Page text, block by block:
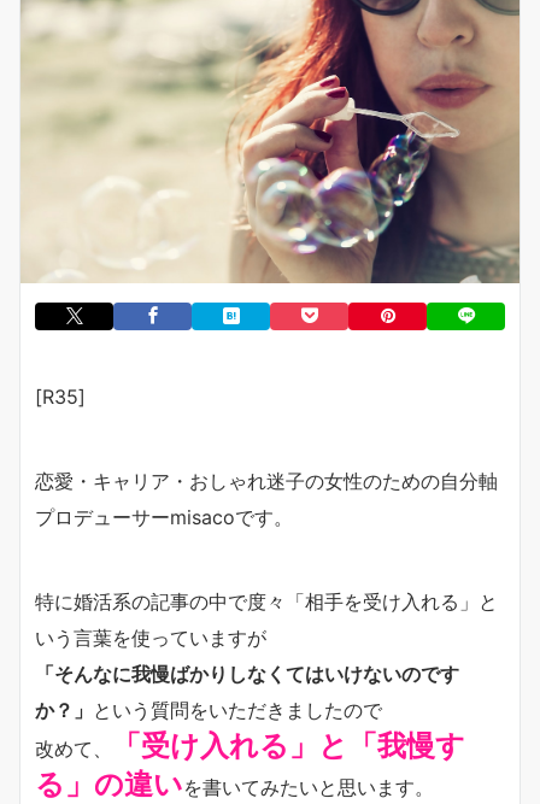
[R35]
恋愛・キャリア・おしゃれ迷子の女性のための自分軸
プロデューサーmisacoです。
特に婚活系の記事の中で度々「相手を受け入れる」と
いう言葉を使っていますが
「そんなに我慢ばかりしなくてはいけないのです
か？」 という質問をいただきましたので
改めて、
「受け入れる」と「我慢す
る」の違いを書いてみたいと思います。